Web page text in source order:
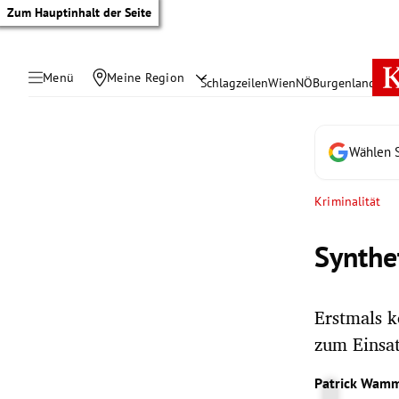
Zum Hauptinhalt der Seite
Menü Meine Region SchlagzeilenWienNÖBurgenland
Wählen
Kriminalität
Erstmals
zum
Patrick